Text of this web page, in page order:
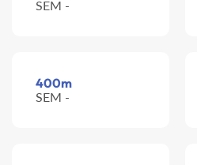
SEM -
400m
SEM -